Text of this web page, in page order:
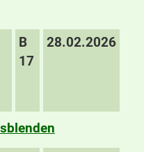
B
17
28.02.2026